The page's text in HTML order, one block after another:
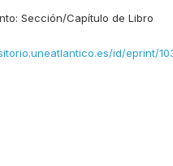
Sección/Capítulo de Libro
id/eprint/